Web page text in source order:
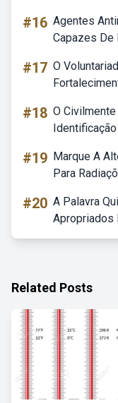
#16 Agentes
Capazes De
#17 O
#18 O
#19 Marque A
Para
#20 A Palavra
Apropriados
Related Posts